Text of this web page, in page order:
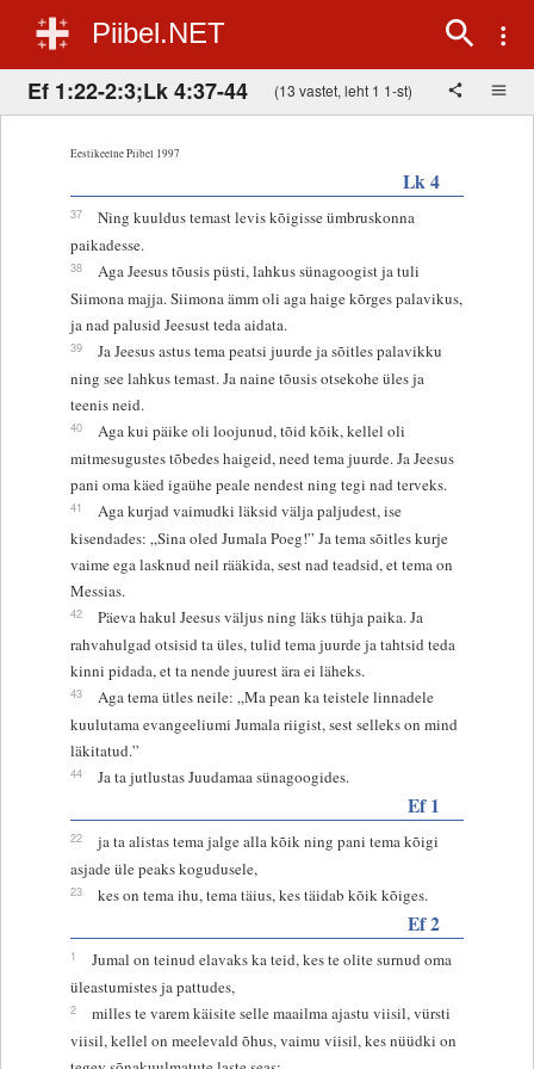
Piibel.NET
Ef 1:22-2:3;Lk 4:37-44 (13 vastet, leht 1 1-st)
Eestikeelne Piibel 1997
Lk 4
37
Ning kuuldus temast levis kõigisse ümbruskonna
paikadesse.
38
Aga Jeesus tõusis püsti, lahkus sünagoogist ja tuli
Siimona majja. Siimona ämm oli aga haige kõrges palavikus,
ja nad palusid Jeesust teda aidata.
39
Ja Jeesus astus tema peatsi juurde ja sõitles palavikku
ning see lahkus temast. Ja naine tõusis otsekohe üles ja
teenis neid.
40
Aga kui päike oli loojunud, tõid kõik, kellel oli
mitmesugustes tõbedes haigeid, need tema juurde. Ja Jeesus
pani oma käed igaühe peale nendest ning tegi nad terveks.
41
Aga kurjad vaimudki läksid välja paljudest, ise
kisendades: „Sina oled Jumala Poeg!” Ja tema sõitles kurje
vaime ega lasknud neil rääkida, sest nad teadsid, et tema on
Messias.
42
Päeva hakul Jeesus väljus ning läks tühja paika. Ja
rahvahulgad otsisid ta üles, tulid tema juurde ja tahtsid teda
kinni pidada, et ta nende juurest ära ei läheks.
43
Aga tema ütles neile: „Ma pean ka teistele linnadele
kuulutama evangeeliumi Jumala riigist, sest selleks on mind
läkitatud.”
44 Ja ta jutlustas Juudamaa sünagoogides.
Ef 1
22
ja ta alistas tema jalge alla kõik ning pani tema kõigi
asjade üle peaks kogudusele,
23 kes on tema ihu, tema täius, kes täidab kõik kõiges.
Ef 2
1
Jumal on teinud elavaks ka teid, kes te olite surnud oma
üleastumistes ja pattudes,
2
milles te varem käisite selle maailma ajastu viisil, vürsti
viisil, kellel on meelevald õhus, vaimu viisil, kes nüüdki on